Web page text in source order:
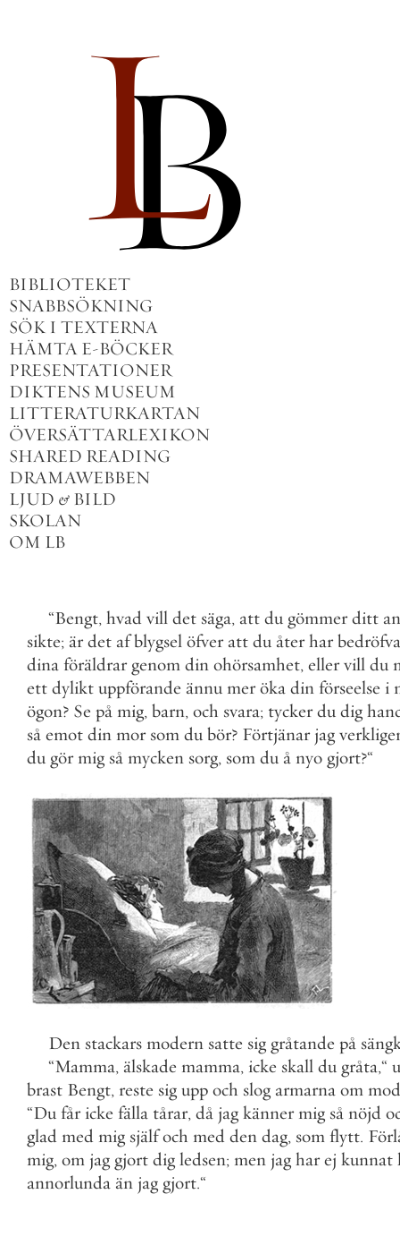
BIBLIOTEKET
SNABBSÖKNING
SÖK I TEXTERNA
HÄMTA E-BÖCKER
PRESENTATIONER
DIKTENS MUSEUM
LITTERATURKARTAN
ÖVERSÄTTARLEXIKON
SHARED READING
DRAMAWEBBEN
LJUD & BILD
SKOLAN
OM LB
“Bengt, hvad vill det säga, att du gömmer ditt an
sikte; är det af blygsel öfver att du åter har
dina föräldrar genom din ohörsamhet, eller vill du
ett dylikt uppförande ännu mer öka din förseelse i
ögon? Se på mig, barn, och svara; tycker du dig
så emot din mor som du bör? Förtjänar jag
du gör mig så mycken sorg, som du å nyo gjort?“
Den stackars modern satte sig gråtande på
“Mamma, älskade mamma, icke skall du gråta,“
brast Bengt, reste sig upp och slog armarna om
“Du får icke fälla tårar, då jag känner mig så nöjd
glad med mig själf och med den dag, som flytt.
mig, om jag gjort dig ledsen; men jag har ej kunnat
annorlunda än jag gjort.“